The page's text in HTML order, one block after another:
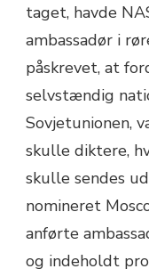
taget, havde
ambassadør i
påskrevet, at
selvstændig
Sovjetunionen,
skulle diktere,
skulle sendes
nomineret
anførte
og indeholdt